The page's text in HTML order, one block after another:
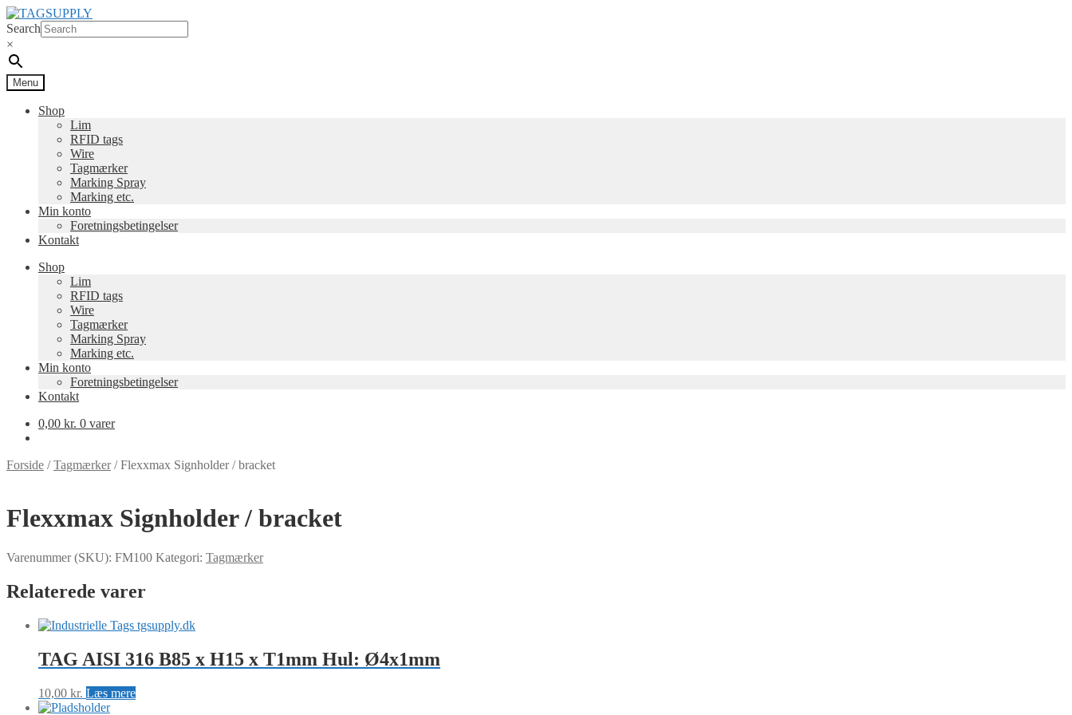
Spring
til
navigation
Spring
til
indhold
Search
×
Menu
Shop
Lim
RFID tags
Wire
Tagmærker
Marking Spray
Marking etc.
Min konto
Foretningsbetingelser
Kontakt
Shop
Lim
RFID tags
Wire
Tagmærker
Marking Spray
Marking etc.
Min konto
Foretningsbetingelser
Kontakt
0,00 kr. 0 varer
Forside /Tagmærker/Flexxmax Signholder / bracket
Flexxmax Signholder / bracket
Varenummer (SKU): FM100 Kategori: Tagmærker
Relaterede varer
TAG AISI 316 B85 x H15 x T1mm Hul: Ø4x1mm
10,00 kr. Læs mere